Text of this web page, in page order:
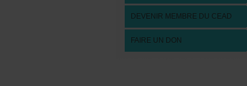
DEVENIRMEMBREDUCEAD
FAIREUNDON